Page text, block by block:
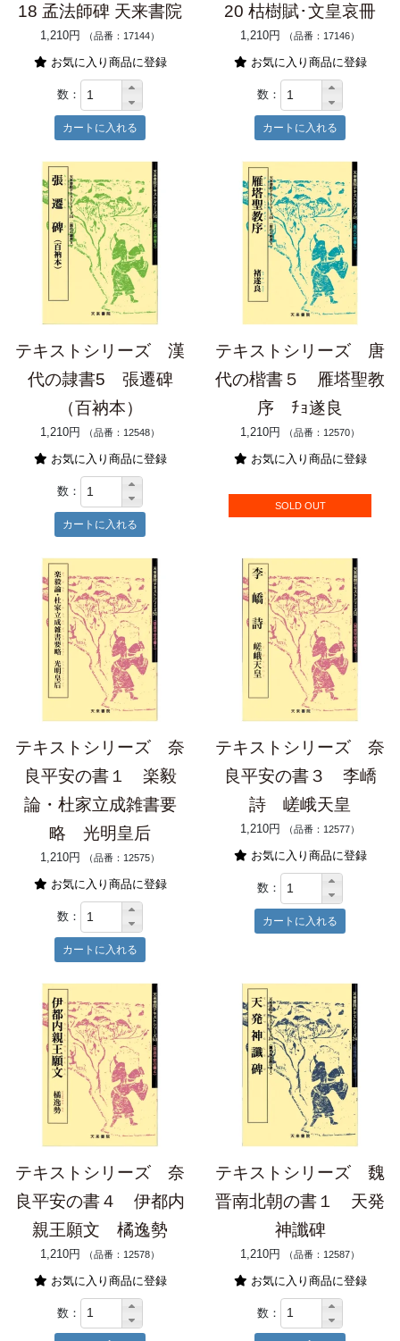
18 孟法師碑 天来書院
1,210円 （品番：17144）
お気に入り商品に登録
数：
20 枯樹賦･文皇哀冊
1,210円 （品番：17146）
お気に入り商品に登録
数：
テキストシリーズ 漢
代の隷書5 張遷碑
（百衲本）
1,210円 （品番：12548）
お気に入り商品に登録
数：
テキストシリーズ 唐
代の楷書５ 雁塔聖教
序 ﾁｮ遂良
1,210円 （品番：12570）
お気に入り商品に登録
SOLD OUT
テキストシリーズ 奈
良平安の書１ 楽毅
論・杜家立成雑書要
略 光明皇后
1,210円 （品番：12575）
お気に入り商品に登録
数：
テキストシリーズ 奈
良平安の書３ 李嶠
詩 嵯峨天皇
1,210円 （品番：12577）
お気に入り商品に登録
数：
テキストシリーズ 奈
良平安の書４ 伊都内
親王願文 橘逸勢
1,210円 （品番：12578）
お気に入り商品に登録
数：
テキストシリーズ 魏
晋南北朝の書１ 天発
神讖碑
1,210円 （品番：12587）
お気に入り商品に登録
数：